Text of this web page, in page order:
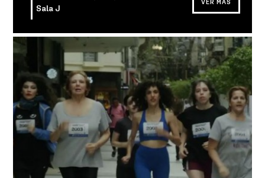
Sala J
VER MÁS